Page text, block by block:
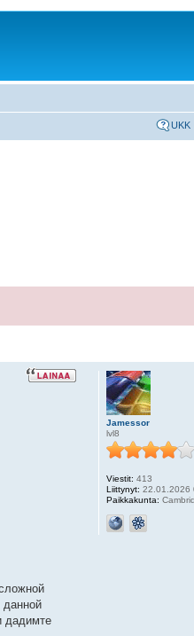
UKK
данной
дадимте
Jamessor
lvl8
Viestit: 413
Liittynyt: 22.01.2026
Paikkakunta: